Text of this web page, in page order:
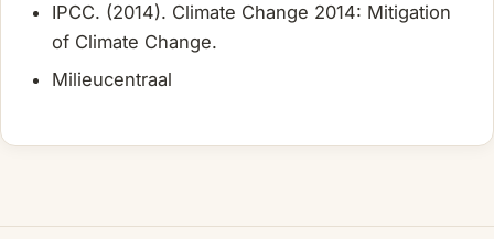
IPCC. (2014). Climate Change 2014: Mitigation
of Climate Change.
Milieucentraal